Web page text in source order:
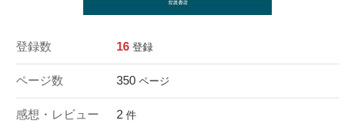
登録数 16 登録
ページ数 350 ページ
感想・レビュー 2 件